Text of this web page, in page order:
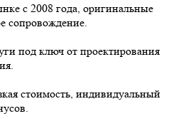
с 2008 года, оригинальные
сопровождение.
под ключ от проектирования
стоимость, индивидуальный